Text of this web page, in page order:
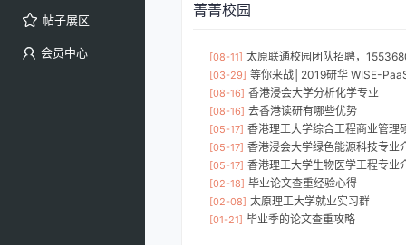
帖子展区
会员中心
菁菁校园
[08-11] 太原联通校园团队招聘，
[03-29] 等你来战│2019研华 WISE-PaaS 工业物
[08-16] 香港浸会大学分析化学专业
[08-16] 去香港读研有哪些优势
[05-17] 香港理工大学综合工程商业管理
[05-17] 香港浸会大学绿色能源科技专业
[05-17] 香港理工大学生物医学工程专业
[02-18] 毕业论文查重经验心得
[02-08] 太原理工大学就业实习群
[01-21] 毕业季的论文查重攻略